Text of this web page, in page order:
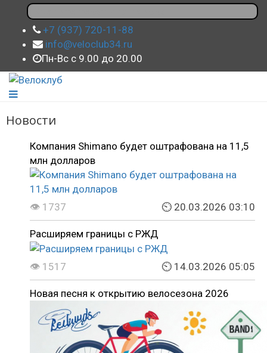
+7 (937) 720-11-88
info@veloclub34.ru
Пн-Вс с 9.00 до 20.00
Новости
Компания Shimano будет оштрафована на 11,5
млн долларов
👁 1737 ⏲ 20.03.2026 03:10
Расширяем границы с РЖД
👁 1517 ⏲ 14.03.2026 05:05
Новая песня к открытию велосезона 2026